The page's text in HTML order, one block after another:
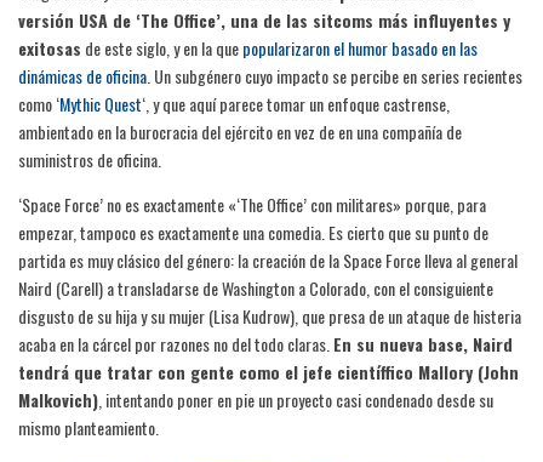
versión USA de ‘The Office’, una de las sitcoms más influyentes y
exitosas de este siglo, y en la quepopularizaron el humor basado en las
dinámicas de oficina. Un subgénero cuyo impacto se percibe en series recientes
como ‘Mythic Quest‘, y que aquí parece tomar un enfoque castrense,
ambientado en la burocracia del ejército en vez de en una compañía de
suministros de oficina.
‘Space Force’ no es exactamente «‘The Office’ con militares» porque, para
empezar, tampoco es exactamente una comedia. Es cierto que su punto de
partida es muy clásico del género: la creación de la Space Force lleva al general
Naird (Carell) a transladarse de Washington a Colorado, con el consiguiente
disgusto de su hija y su mujer (Lisa Kudrow), que presa de un ataque de histeria
acaba en la cárcel por razones no del todo claras.En su nueva base, Naird
tendrá que tratar con gente como el jefe científfico Mallory (John
Malkovich), intentando poner en pie un proyecto casi condenado desde su
mismo planteamiento.